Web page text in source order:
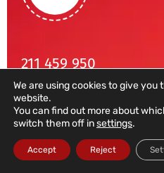
211 459 950
(Chamada para rede fixa nacional)
sales@dataroad.pt
We are using cookies to give
website.
You can find out more about
switch them off insettings.
Accept Reject